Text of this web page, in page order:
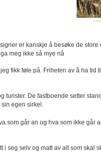
er kanskje å besøke de
meg ikke så mye nå
fikk føle på. Friheten av å ha
turister. De fastboende setter
egen sirkel.
som går an og hva som ikke
i seg selv og matt av alt som